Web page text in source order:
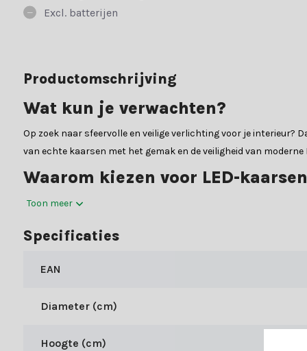
Excl. batterijen
Productomschrijving
Wat kun je verwachten?
Op zoek naar sfeervolle en veilige verlichting voor je interieur?
van echte kaarsen met het gemak en de veiligheid van
Waarom kiezen voor LED-
De LED-kaarsen van het merk Lumineo bieden de perfecte
LED-kaars:
Materiaal:
Kleur verlichting:
Toon meer
Specificaties
EAN
Diameter (cm)
Hoogte (cm)